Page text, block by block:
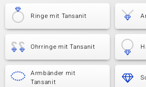
Ringe mit Tansanit
Ohrringe mit Tansanit
Armbänder mit
Tansanit